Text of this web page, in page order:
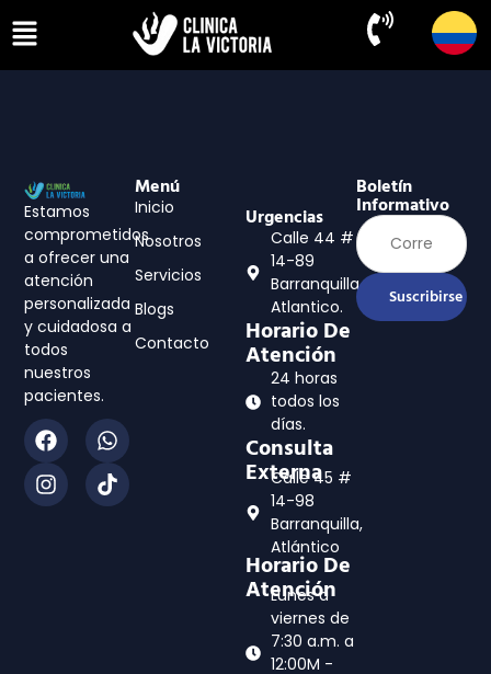
Estamos
comprometidos
a ofrecer una
atención
personalizada
y cuidadosa a
todos
nuestros
pacientes.
Menú
Inicio
Nosotros
Servicios
Blogs
Contacto
Urgencias
Calle 44 #
14-89
Barranquilla,
Atlantico.
Horario De
Atención
24 horas
todos los
días.
Consulta
Externa
Calle 45 #
14-98
Barranquilla,
Atlántico
Horario De
Atención
Lunes a
viernes de
7:30 a.m. a
12:00M -
Boletín
Informativo
Suscribirse